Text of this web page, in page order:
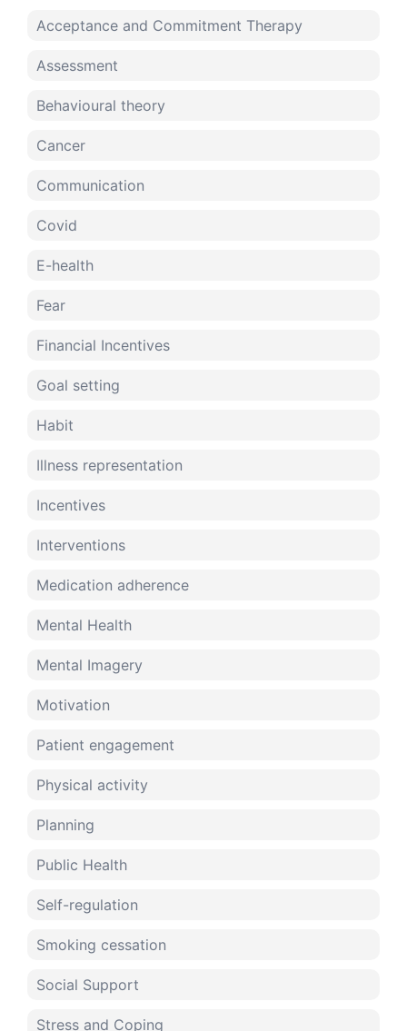
Acceptance and Commitment Therapy
Assessment
Behavioural theory
Cancer
Communication
Covid
E-health
Fear
Financial Incentives
Goal setting
Habit
Illness representation
Incentives
Interventions
Medication adherence
Mental Health
Mental Imagery
Motivation
Patient engagement
Physical activity
Planning
Public Health
Self-regulation
Smoking cessation
Social Support
Stress and Coping